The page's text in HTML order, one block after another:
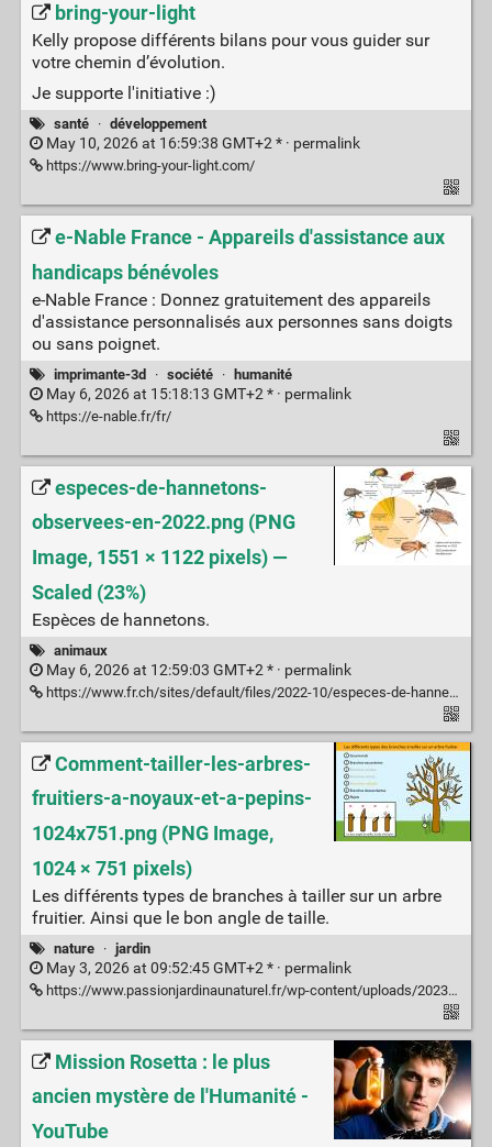
bring-your-light
Kelly propose différents bilans pour vous guider sur
votre chemin d’évolution.
Je supporte l'initiative :)
santé · développement
May 10, 2026 at 16:59:38 GMT+2 * · permalink
https://www.bring-your-light.com/
e-Nable France - Appareils d'assistance aux
handicaps bénévoles
e-Nable France : Donnez gratuitement des appareils
d'assistance personnalisés aux personnes sans doigts
ou sans poignet.
imprimante-3d · société · humanité
May 6, 2026 at 15:18:13 GMT+2 * · permalink
https://e-nable.fr/fr/
especes-de-hannetons-
observees-en-2022.png (PNG
Image, 1551 × 1122 pixels) —
Scaled (23%)
Espèces de hannetons.
animaux
May 6, 2026 at 12:59:03 GMT+2 * · permalink
https://www.fr.ch/sites/default/files/2022-10/especes-de-hannetons-observees-en-2022.png
Comment-tailler-les-arbres-
fruitiers-a-noyaux-et-a-pepins-
1024x751.png (PNG Image,
1024 × 751 pixels)
Les différents types de branches à tailler sur un arbre
fruitier. Ainsi que le bon angle de taille.
nature · jardin
May 3, 2026 at 09:52:45 GMT+2 * · permalink
https://www.passionjardinaunaturel.fr/wp-content/uploads/2023/10/Comment-tailler-les-arbres-fruitiers-a-noyaux-et-a-pepins-1024x751.png
Mission Rosetta : le plus
ancien mystère de l'Humanité -
YouTube